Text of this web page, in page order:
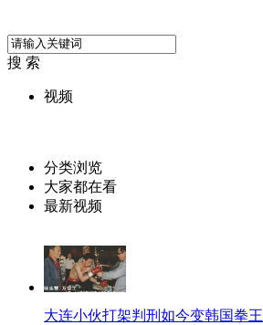
搜 索
视频
分类浏览
大家都在看
最新视频
大连小伙打架判刑如今变韩国拳王